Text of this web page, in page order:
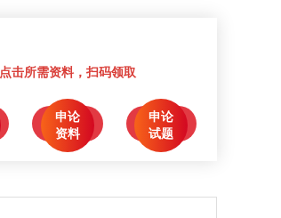
点击所需资料，扫码领取
申论
资料
点击领取
申论
试题
点击领取